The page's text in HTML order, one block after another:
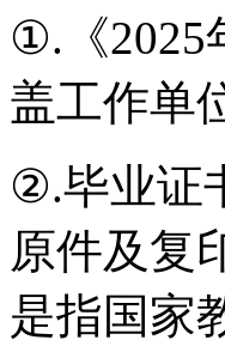
①.《2025
盖工作单
②.毕业证
原件及复
是指国家